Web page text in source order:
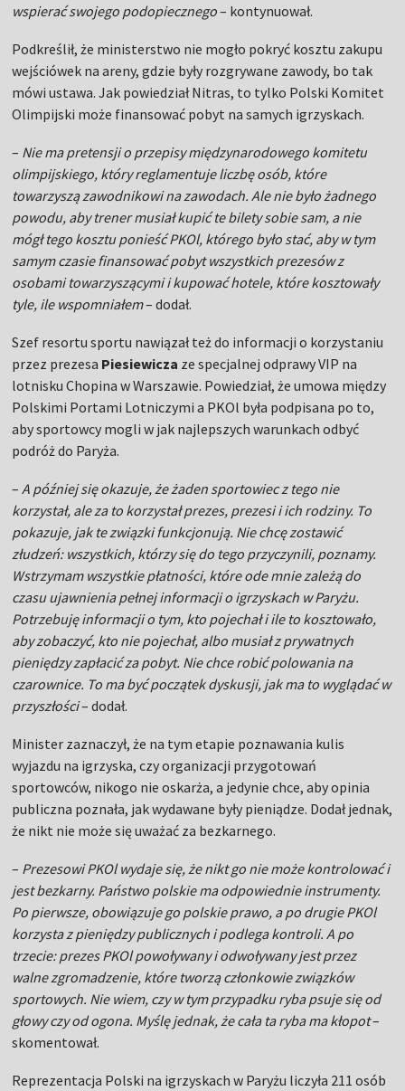
wspierać swojego podopiecznego– kontynuował.
Podkreślił, że ministerstwo nie mogło pokryć kosztu zakupu
wejściówek na areny, gdzie były rozgrywane zawody, bo tak
mówi ustawa. Jak powiedział Nitras, to tylko Polski Komitet
Olimpijski może finansować pobyt na samych igrzyskach.
– Nie ma pretensji o przepisy międzynarodowego komitetu
olimpijskiego, który reglamentuje liczbę osób, które
towarzyszą zawodnikowi na zawodach. Ale nie było żadnego
powodu, aby trener musiał kupić te bilety sobie sam, a nie
mógł tego kosztu ponieść PKOl, którego było stać, aby w tym
samym czasie finansować pobyt wszystkich prezesów z
osobami towarzyszącymi i kupować hotele, które kosztowały
tyle, ile wspomniałem– dodał.
Szef resortu sportu nawiązał też do informacji o korzystaniu
przez prezesa Piesiewicza ze specjalnej odprawy VIP na
lotnisku Chopina w Warszawie. Powiedział, że umowa między
Polskimi Portami Lotniczymi a PKOl była podpisana po to,
aby sportowcy mogli w jak najlepszych warunkach odbyć
podróż do Paryża.
–A później się okazuje, że żaden sportowiec z tego nie
korzystał, ale za to korzystał prezes, prezesi i ich rodziny. To
pokazuje, jak te związki funkcjonują. Nie chcę zostawić
złudzeń: wszystkich, którzy się do tego przyczynili, poznamy.
Wstrzymam wszystkie płatności, które ode mnie zależą do
czasu ujawnienia pełnej informacji o igrzyskach w Paryżu.
Potrzebuję informacji o tym, kto pojechał i ile to kosztowało,
aby zobaczyć, kto nie pojechał, albo musiał z prywatnych
pieniędzy zapłacić za pobyt. Nie chce robić polowania na
czarownice. To ma być początek dyskusji, jak ma to wyglądać w
przyszłości– dodał.
Minister zaznaczył, że na tym etapie poznawania kulis
wyjazdu na igrzyska, czy organizacji przygotowań
sportowców, nikogo nie oskarża, a jedynie chce, aby opinia
publiczna poznała, jak wydawane były pieniądze. Dodał jednak,
że nikt nie może się uważać za bezkarnego.
– Prezesowi PKOl wydaje się, że nikt go nie może kontrolować i
jest bezkarny. Państwo polskie ma odpowiednie instrumenty.
Po pierwsze, obowiązuje go polskie prawo, a po drugie PKOl
korzysta z pieniędzy publicznych i podlega kontroli. A po
trzecie: prezes PKOl powoływany i odwoływany jest przez
walne zgromadzenie, które tworzą członkowie związków
sportowych. Nie wiem, czy w tym przypadku ryba psuje się od
głowy czy od ogona. Myślę jednak, że cała ta ryba ma kłopot–
skomentował.
Reprezentacja Polski na igrzyskach w Paryżu liczyła 211 osób